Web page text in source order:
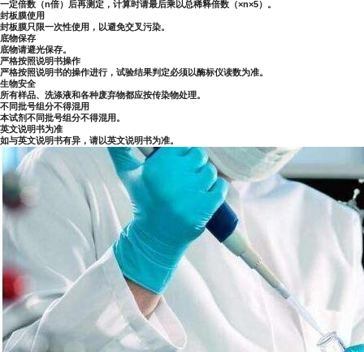
一定倍数（n倍）后再测定，计算时请最后乘以总稀释倍数（×n×5）。
封板膜使用
封板膜只限一次性使用，以避免交叉污染。
底物保存
底物请避光保存。
严格按照说明书操作
严格按照说明书的操作进行，试验结果判定必须以酶标仪读数为准。
生物安全
所有样品、洗涤液和各种废弃物都应按传染物处理。
不同批号组分不得混用
本试剂不同批号组分不得混用。
英文说明书为准
如与英文说明书有异，请以英文说明书为准。